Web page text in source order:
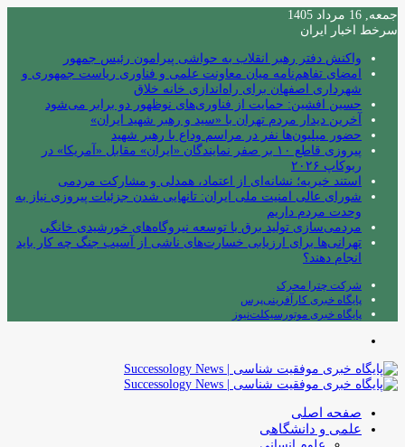
جمعه, 16 مرداد 1405
سرخط اخبار ایران
واکنش دفتر رهبر انقلاب به حواشی پیرامون رئیس جمهور
امضای تفاهم‌نامه میان معاونت علمی و فناوری ریاست جمهوری و
شهرداری اصفهان برای راه‌اندازی خانه خلاق
حسین افشین: حمایت از فناوری‌های نوظهور دو برابر می‌شود
آخرین دیدار مردم تهران با «سید و رهبر شهید ایران»
حضور میلیون‌ها نفر در مراسم وداع با رهبر شهید
پیروزی قاطع ۱۰ بر صفر نمایندگان «ایران» مقابل «آمریکا» در
ربوکاپ ۲۰۲۶
استند خیریه؛ نشانه‌ای از اعتماد، همدلی و مشارکت مردمی
شورای عالی امنیت ملی ایران: تانهایی شدن جزئیات پیروزی نیاز به
وحدت مردم داریم
مردمی‌سازی تولید برق با توسعه نیروگاه‌های خورشیدی خانگی
تهرانی‌ها برای ارزیابی خسارت‌های ناشی از آسیب جنگ چه کار باید
انجام دهند؟
شرکت چترا محرک
پایگاه خبری کارآفرینی‌پرس
پایگاه خبری موتورسیکلت‌نیوز
صفحه اصلی
علمی و دانشگاهی